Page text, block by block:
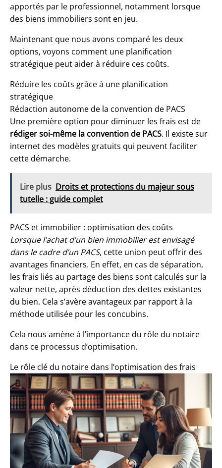
apportés par le professionnel, notamment lorsque
des biens immobiliers sont en jeu.
Maintenant que nous avons comparé les deux
options, voyons comment une planification
stratégique peut aider à réduire ces coûts.
Réduire les coûts grâce à une planification
stratégique
Rédaction autonome de la convention de PACS
Une première option pour diminuer les frais est de
rédiger soi-même la convention de PACS. Il existe sur
internet des modèles gratuits qui peuvent faciliter
cette démarche.
Lire plus Droits et protections du majeur sous
tutelle : guide complet
PACS et immobilier : optimisation des coûts
Lorsque l’achat d’un bien immobilierest envisagé
dans le cadre d’un PACS, cette union peut offrir des
avantages financiers. En effet, en cas de séparation,
les frais liés au partage des biens sont calculés sur la
valeur nette, après déduction des dettes existantes
du bien. Cela s’avère avantageux par rapport à la
méthode utilisée pour les concubins.
Cela nous amène à l’importance du rôle du notaire
dans ce processus d’optimisation.
Le rôle clé du notaire dans l’optimisation des frais